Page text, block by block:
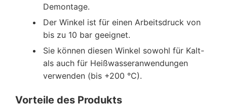
Demontage.
Der Winkel ist für einen Arbeitsdruck von
bis zu 10 bar geeignet.
Sie können diesen Winkel sowohl für Kalt-
als auch für Heißwasseranwendungen
verwenden (bis +200 °C).
Vorteile des Produkts